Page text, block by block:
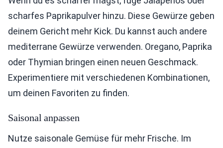
scharfes Paprikapulver hinzu. Diese Gewürze geben
deinem Gericht mehr Kick. Du kannst auch andere
mediterrane Gewürze verwenden. Oregano, Paprika
oder Thymian bringen einen neuen Geschmack.
Experimentiere mit verschiedenen Kombinationen,
um deinen Favoriten zu finden.
Saisonal anpassen
Nutze saisonale Gemüse für mehr Frische. Im